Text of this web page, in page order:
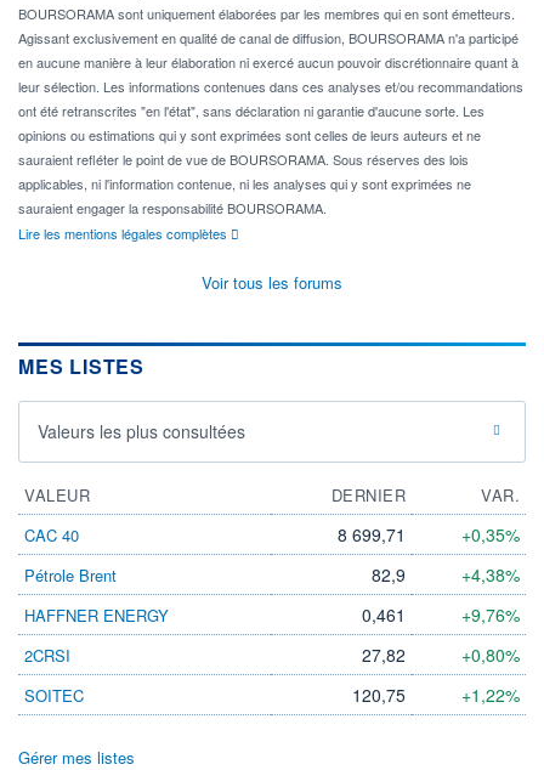
BOURSORAMA sont uniquement élaborées par les membres qui en sont émetteurs.
Agissant exclusivement en qualité de canal de diffusion, BOURSORAMA n'a participé
en aucune manière à leur élaboration ni exercé aucun pouvoir discrétionnaire quant à
leur sélection. Les informations contenues dans ces analyses et/ou recommandations
ont été retranscrites "en l'état", sans déclaration ni garantie d'aucune sorte. Les
opinions ou estimations qui y sont exprimées sont celles de leurs auteurs et ne
sauraient refléter le point de vue de BOURSORAMA. Sous réserves des lois
applicables, ni l'information contenue, ni les analyses qui y sont exprimées ne
sauraient engager la responsabilité BOURSORAMA.
Lire les mentions légales complètes
Voir tous les forums
MES LISTES
Valeurs les plus consultées
VALEUR DERNIER
VAR.
CAC 40
8 699,71 +0,35%
Pétrole Brent 82,9 +4,38%
HAFFNER ENERGY 0,461 +9,76%
2CRSI 27,82 +0,80%
SOITEC 120,75 +1,22%
Gérer mes listes